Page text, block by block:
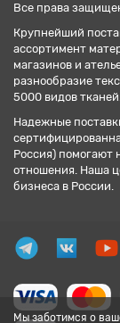
Мы заботимся о
Все права
Крупнейший
ассортимент
магазинов и
разнообразие
5000 видов
Надежные
Россия) помогают
отношения. Наша
бизнеса в России.